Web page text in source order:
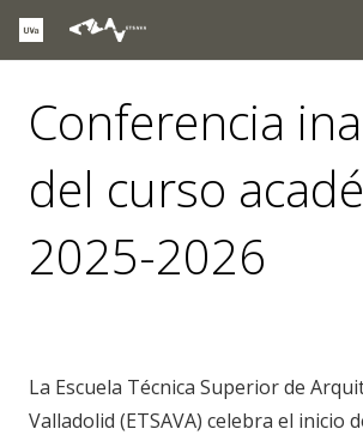
Conferencia
del curso
2025-2026
La Escuela Técnica Superior de
Valladolid (ETSAVA) celebra el inicio